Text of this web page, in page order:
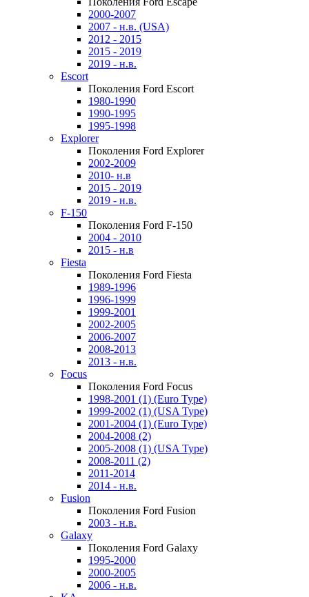
2000-2007
2007 - н.в. (USA)
2012 - 2015
2015 - 2019
2019 - н.в.
Escort
Поколения Ford Escort
1980-1990
1990-1995
1995-1998
Explorer
Поколения Ford Explorer
2002-2009
2010- н.в
2015 - 2019
2019 - н.в.
F-150
Поколения Ford F-150
2004 - 2010
2015 - н.в
Fiesta
Поколения Ford Fiesta
1989-1996
1996-1999
1999-2001
2002-2005
2006-2007
2008-2013
2013 - н.в.
Focus
Поколения Ford Focus
1998-2001 (1) (Euro Type)
1999-2002 (1) (USA Type)
2001-2004 (1) (Euro Type)
2004-2008 (2)
2005-2008 (1) (USA Type)
2008-2011 (2)
2011-2014
2014 - н.в.
Fusion
Поколения Ford Fusion
2003 - н.в.
Galaxy
Поколения Ford Galaxy
1995-2000
2000-2005
2006 - н.в.